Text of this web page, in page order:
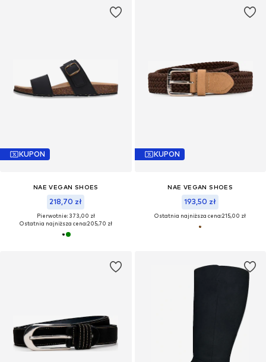
KUPON
NAE VEGAN SHOES
218,70 zł
Pierwotnie: 373,00 zł
Ostatnia najniższa cena:205,70 zł
KUPON
NAE VEGAN SHOES
193,50 zł
Ostatnia najniższa cena:215,00 zł